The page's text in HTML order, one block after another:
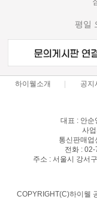
평일
하이웰소개 공지
대표 : 안순
사
통신판매
전화 :
주소 : 서울시 강서
COPYRIGHT(C)하이웰